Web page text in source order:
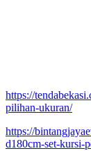
https://
pilihan-ukuran/
https://
d180cm-set-kursi-